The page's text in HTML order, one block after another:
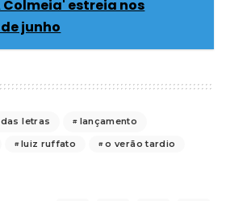
Colmeia' estreia nos
junho
letras
lançamento
luiz ruffato
o verão tardio